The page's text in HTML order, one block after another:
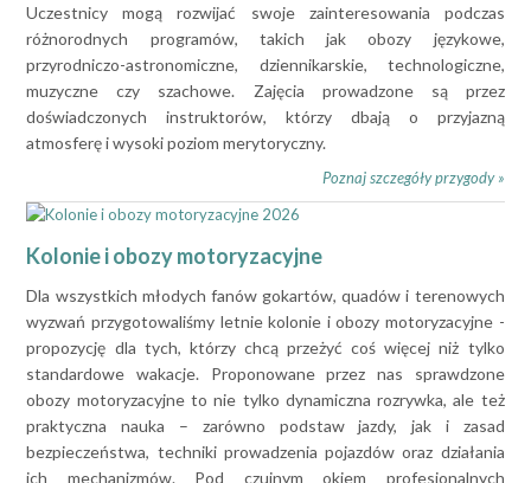
Uczestnicy mogą rozwijać swoje zainteresowania podczas
różnorodnych programów, takich jak obozy językowe,
przyrodniczo-astronomiczne, dziennikarskie, technologiczne,
muzyczne czy szachowe. Zajęcia prowadzone są przez
doświadczonych instruktorów, którzy dbają o przyjazną
atmosferę i wysoki poziom merytoryczny.
Poznaj szczegóły przygody »
Kolonie i obozy motoryzacyjne
Dla wszystkich młodych fanów gokartów, quadów i terenowych
wyzwań przygotowaliśmy letnie kolonie i obozy motoryzacyjne -
propozycję dla tych, którzy chcą przeżyć coś więcej niż tylko
standardowe wakacje. Proponowane przez nas sprawdzone
obozy motoryzacyjne to nie tylko dynamiczna rozrywka, ale też
praktyczna nauka – zarówno podstaw jazdy, jak i zasad
bezpieczeństwa, techniki prowadzenia pojazdów oraz działania
ich mechanizmów. Pod czujnym okiem profesjonalnych